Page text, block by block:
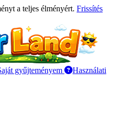
a teljes élményért. Frissítés
gyűjteményem
Használati